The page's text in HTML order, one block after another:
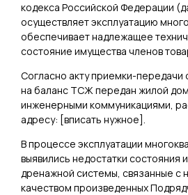
кодекса Российской Федерации
осуществляет эксплуатацию
обеспечивает надлежащее
состояние имущества членов
Согласно акту приемки-передачи
на баланс ТСЖ передан жилой
инженерными коммуникациями,
адресу: [вписать нужное].
В процессе эксплуатации
выявились недостатки состояния
дренажной системы, связанные с
качеством произведенных